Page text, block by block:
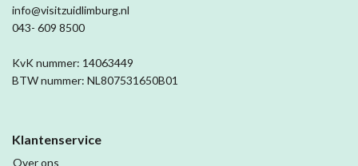
info@visitzuidlimburg.nl
043- 609 8500
KvK nummer: 14063449
BTW nummer: NL807531650B01
Klantenservice
Over ons